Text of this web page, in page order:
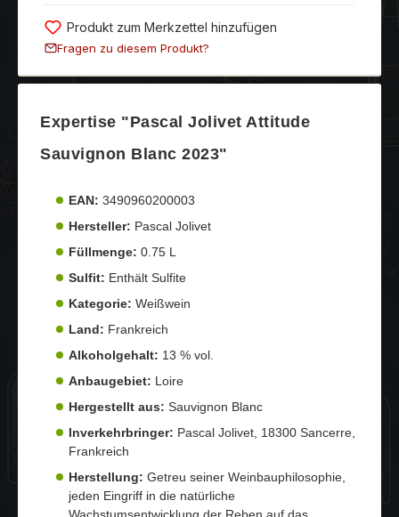
Produkt zum Merkzettel hinzufügen
Fragen zu diesem Produkt?
Expertise "Pascal Jolivet Attitude
Sauvignon Blanc 2023"
EAN: 3490960200003
Hersteller: Pascal Jolivet
Füllmenge: 0.75 L
Sulfit: Enthält Sulfite
Kategorie: Weißwein
Land: Frankreich
Alkoholgehalt: 13 % vol.
Anbaugebiet: Loire
Hergestellt aus: Sauvignon Blanc
Inverkehrbringer: Pascal Jolivet, 18300 Sancerre,
Frankreich
Herstellung: Getreu seiner Weinbauphilosophie,
jeden Eingriff in die natürliche
Wachstumsentwicklung der Reben auf das